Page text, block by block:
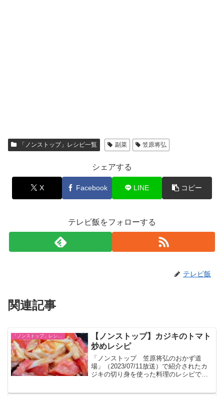
「ノンストップ」レシピ一覧 副菜 笠原将弘
シェアする
X Facebook LINE コピー
テレビ飯をフォローする
テレビ飯
関連記事
【ノンストップ】カジキのトマト
炒めレシピ
「ノンストップ 笠原将弘のおかず道
場」（2023/07/11放送）で紹介されたカ
ジキの切り身を使った料理のレシピで